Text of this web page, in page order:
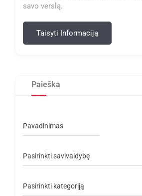
savo verslą.
Taisyti Informaciją
Paieška
Pavadinimas
Pasirinkti savivaldybę
Pasirinkti kategoriją